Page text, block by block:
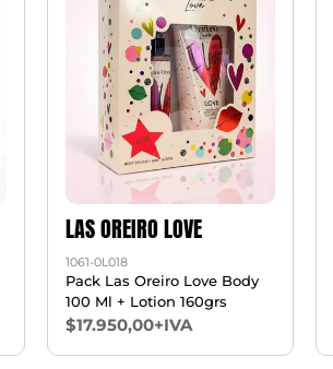
LAS OREIRO LOVE
1061-0L018
Pack Las Oreiro Love Body
100 Ml + Lotion 160grs
$17.950,00+IVA